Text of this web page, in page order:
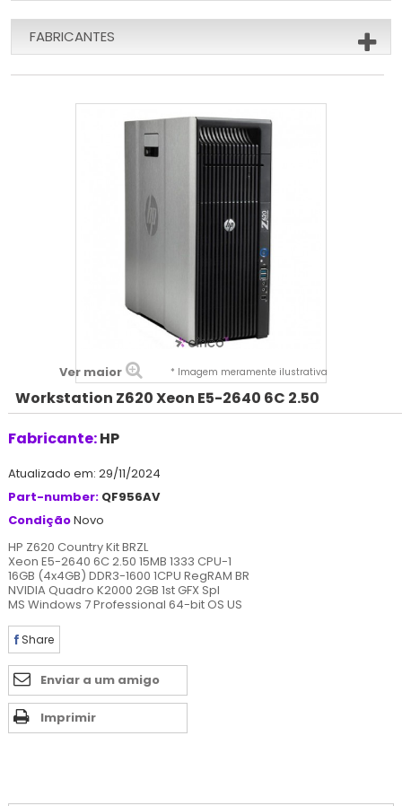
FABRICANTES
Ver maior * Imagem meramente ilustrativa
Workstation Z620 Xeon E5-2640 6C 2.50
Fabricante:HP
Atualizado em: 29/11/2024
Part-number: QF956AV
CondiçãoNovo
HP Z620 Country Kit BRZL
Xeon E5-2640 6C 2.50 15MB 1333 CPU-1
16GB (4x4GB) DDR3-1600 1CPU RegRAM BR
NVIDIA Quadro K2000 2GB 1st GFX Spl
MS Windows 7 Professional 64-bit OS US
Share
Enviar a um amigo
Imprimir